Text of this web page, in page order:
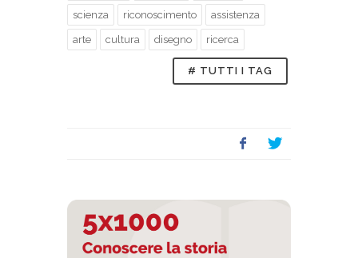
scienza riconoscimento assistenza
arte cultura disegno ricerca
# TUTTI I TAG